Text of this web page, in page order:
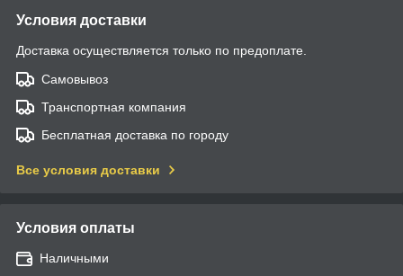
Условия доставки
Доставка осуществляется только по предоплате.
Самовывоз
Транспортная компания
Бесплатная доставка по городу
Все условия доставки
Условия оплаты
Наличными